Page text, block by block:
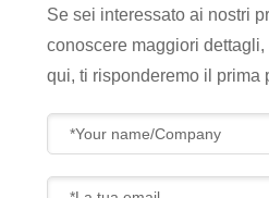
Se sei interessato ai nostri
conoscere maggiori
qui, ti risponderemo il prima